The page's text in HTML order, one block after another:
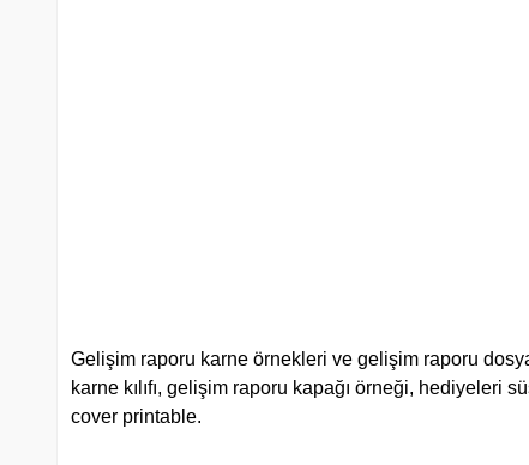
Gelişim raporu karne örnekleri ve gelişim raporu
karne kılıfı, gelişim raporu kapağı örneği, hediyeleri
cover printable.